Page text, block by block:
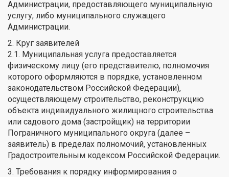
Администрации, предоставляющего муниципальную
услугу, либо муниципального служащего
Администрации.
2. Круг заявителей
2.1. Муниципальная услуга предоставляется
физическому лицу (его представителю, полномочия
которого оформляются в порядке, установленном
законодательством Российской Федерации),
осуществляющему строительство, реконструкцию
объекта индивидуального жилищного строительства
или садового дома (застройщик) на территории
Пограничного муниципального округа (далее –
заявитель) в пределах полномочий, установленных
Градостроительным кодексом Российской Федерации.
3. Требования к порядку информирования о